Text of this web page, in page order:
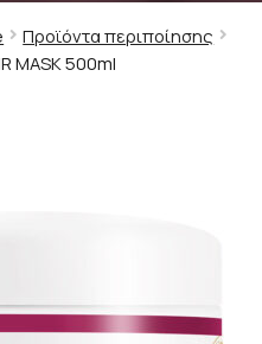
Προϊόντα περιποίησης
MASK 500ml